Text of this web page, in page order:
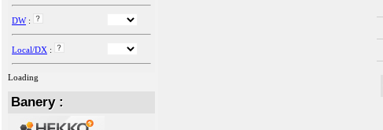
DW:
Local/DX :
Loading
Banery :